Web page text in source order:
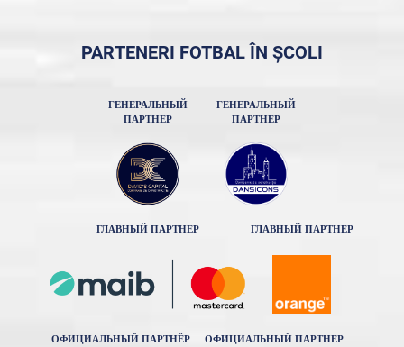
PARTENERI FOTBAL ÎN ȘCOLI
ГЕНЕРАЛЬНЫЙ
ПАРТНЕР
ГЕНЕРАЛЬНЫЙ
ПАРТНЕР
ГЛАВНЫЙ ПАРТНЕР ГЛАВНЫЙ ПАРТНЕР
ОФИЦИАЛЬНЫЙ ПАРТНЁР ОФИЦИАЛЬНЫЙ ПАРТНЕР